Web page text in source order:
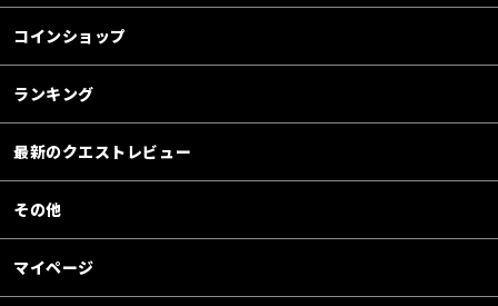
コインショップ
ランキング
最新のクエストレビュー
その他
マイページ